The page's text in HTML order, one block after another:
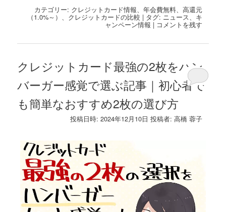
カテゴリー: クレジットカード情報、年会費無料、高還元
（1.0%～） 、 クレジットカードの比較 | タグ: ニュース、 キ
ャンペーン情報 | コメントを残す
クレジットカード最強の2枚をハン
バーガー感覚で選ぶ記事｜初心者で
も簡単なおすすめ2枚の選び方
投稿日時:2024年12月10日 投稿者:高橋 蓉子